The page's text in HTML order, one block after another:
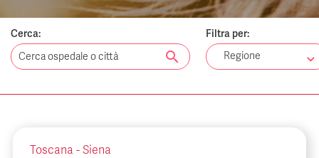
CHI SIAMO
Cerca:
search
Filtra per:
Regione
Toscana - Siena